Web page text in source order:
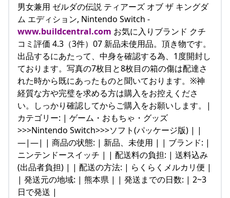
男女兼用 ゼルダの伝説 ティアーズ オブ ザ キングダ
ム エディション, Nintendo Switch -
www.buildcentral.com お気に入りブランド クチ
コミ評価 4.3（3件）07 新品未使用品。頂き物です。
出品するにあたって、中身を確認する為、1度開封し
ております。写真の7枚目と8枚目の箱の傷は配達さ
れた時から既にあったものと聞いております。※神
経質な方や完璧を求める方は購入をお控えくださ
い。しっかり確認してからご購入をお願いします。|
カテゴリー: | ゲーム・おもちゃ・グッズ
>>>Nintendo Switch>>>ソフト(パッケージ版) | |
—|—| | 商品の状態: | 新品、未使用 | | ブランド: |
ニンテンドースイッチ | | 配送料の負担: | 送料込み
(出品者負担) | | 配送の方法: | らくらくメルカリ便 |
| 発送元の地域: | 熊本県 | | 発送までの日数: | 2~3
日で発送 |